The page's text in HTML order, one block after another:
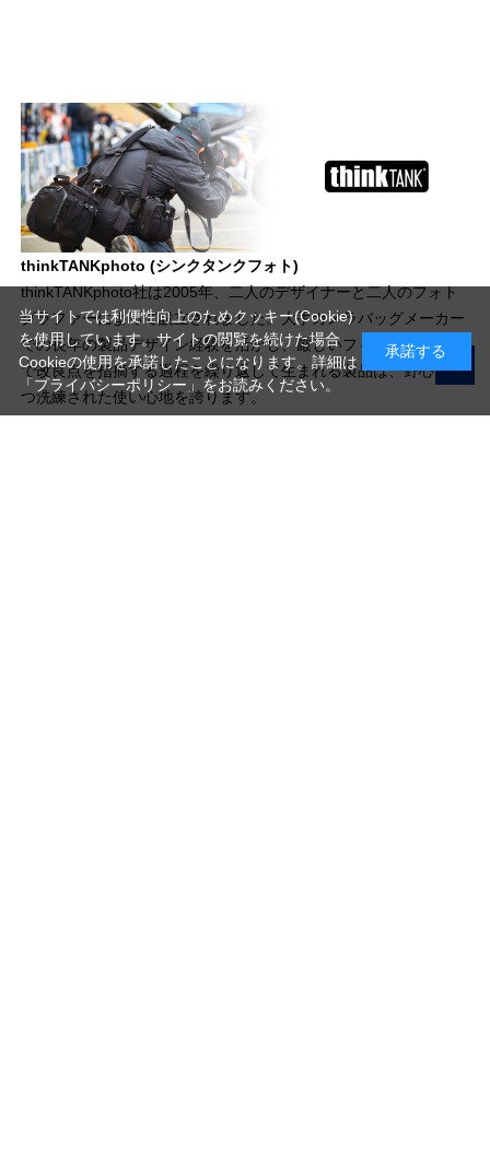
thinkTANKphoto (シンクタンクフォト)
thinkTANKphoto社は2005年、二人のデザイナーと二人のフォト
グラファーによって設立されました。大手カメラバッグメーカー
での長年の製品デザイン経験を活かし、厳しいフィールドテスト
で改良点を指摘する過程を繰り返して生まれる製品は、野心的か
つ洗練された使い心地を誇ります。
当サイトでは利便性向上のためクッキー(Cookie)
を使用しています。サイトの閲覧を続けた場合
Cookieの使用を承諾したことになります。詳細は
「プライバシーポリシー」 をお読みください。
承諾する